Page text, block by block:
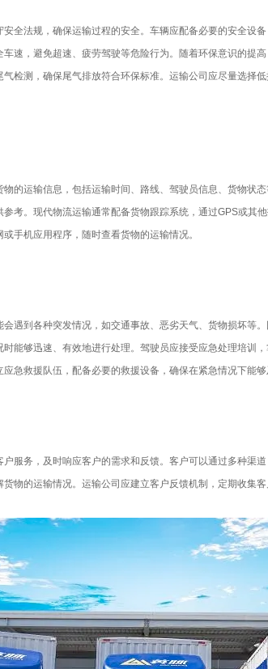
法规，确保运输过程的安全。车辆应配备必要的安全设备
速，避免超速、疲劳驾驶等危险行为。随着环保意识的提
检测，确保尾气排放符合环保标准。运输公司应尽量选择
运输信息，包括运输时间、路线、驾驶员信息、货物状态
考。现代物流运输通常配备货物跟踪系统，通过GPS或其
手机应用程序，随时查看货物的运输情况。
到各种突发情况，如交通事故、恶劣天气、货物损坏等。
能够迅速、有效地进行处理。驾驶员应接受应急处理培训
急救援队伍，配备必要的救援设备，确保在紧急情况下能够
务，及时响应客户的需求和反馈。客户可以通过多种渠道
物的运输情况。运输公司应建立客户反馈机制，定期收集